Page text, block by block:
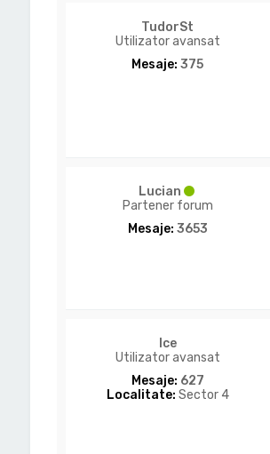
TudorSt
Utilizator avansat
Mesaje: 375
Lucian
Partener forum
Mesaje: 3653
Ice
Utilizator avansat
Mesaje: 627
Localitate: Sector 4